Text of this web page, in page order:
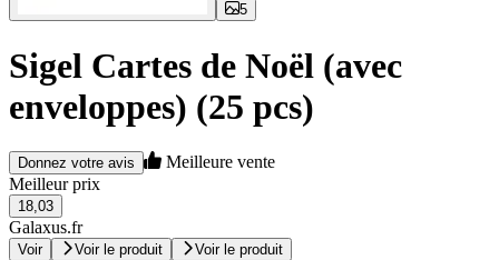
5
Sigel Cartes de Noël (avec
enveloppes) (25 pcs)
Donnez votre avis
Meilleure vente
Meilleur prix
18,03
Galaxus.fr
Voir Voir le produit Voir le produit